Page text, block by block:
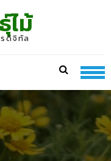
ไม้
ดิจิทัล